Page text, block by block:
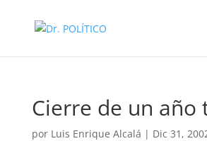
Cierre de un año
por Luis Enrique Alcalá | Dic 31,